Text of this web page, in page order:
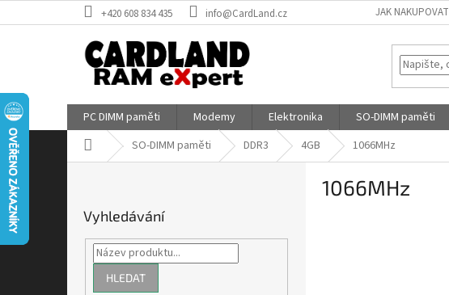
na
+420 608 834 435 info@CardLand.cz JAK NAKUPOVAT
PC DIMM paměti Modemy Elektronika SO-DIMM paměti
Domů SO-DIMM paměti DDR3 4GB 1066MHz
Vyhledávání
HLEDAT
1066MHz